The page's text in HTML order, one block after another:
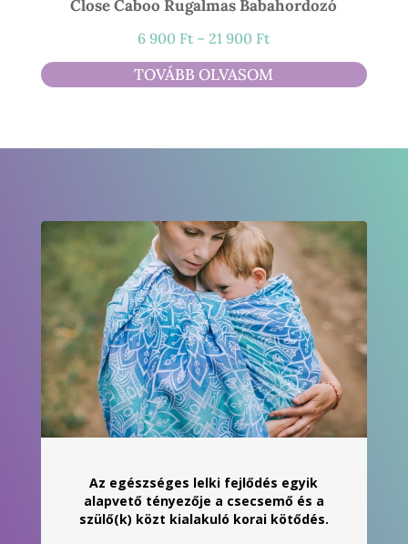
Close Caboo Rugalmas Babahordozó
6 900 Ft – 21 900 FtÁrtartomány:
6
900 Ft
TOVÁBB OLVASOM
Az egészséges lelki fejlődés egyik
alapvető tényezője a csecsemő és a
szülő(k) közt kialakuló korai kötődés.